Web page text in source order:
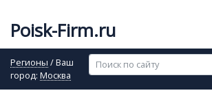
Poisk-Firm.ru
Регионы / Ваш
город: Москва